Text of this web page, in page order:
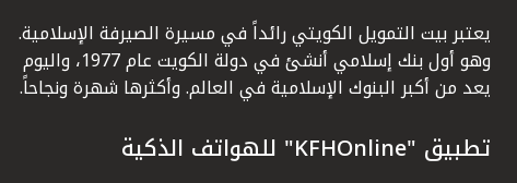
يعتبر بيت التمويل الكويتي رائداً في مسيرة الصيرفة الإسلامية.
وهو أول بنك إسلامي أنشئ في دولة الكويت عام 1977، واليوم
يعد من أكبر البنوك الإسلامية في العالم. وأكثرها شهرة ونجاحاً.
تطبيق "KFHOnline" للهواتف الذكية